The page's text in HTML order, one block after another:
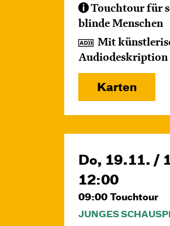
Touchtour für
blinde Menschen
Mit
Audiodeskription
Karten
Do, 19.11. /
12:00
09:00 Touchtour
JUNGES